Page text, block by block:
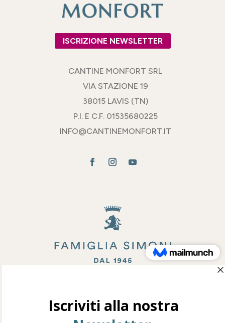
ISCRIZIONE NEWSLETTER
CANTINE MONFORT SRL
VIA STAZIONE 19
38015 LAVIS (TN)
P.I. E C.F. 01535680225
INFO@CANTINEMONFORT.IT